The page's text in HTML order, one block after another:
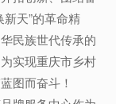
天”的革命精
民族世代传承的
实现重庆市乡村
图而奋斗！